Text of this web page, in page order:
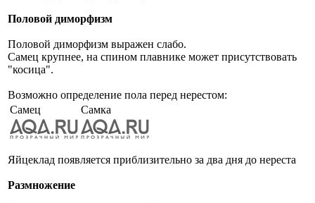
Половой диморфизм
Половой диморфизм выражен слабо.
Самец крупнее, на спином плавнике может присутствовать
"косица".
Возможно определение пола перед нерестом:
Самец
Самка
Яйцеклад появляется приблизительно за два дня до нереста
Размножение